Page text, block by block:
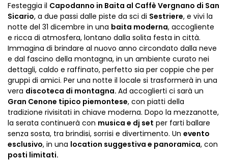
Festeggia il Capodanno in Baita al Caffè Vergnano di San
Sicario, a due passi dalle piste da sci di Sestriere, e vivi la
notte del 31 dicembre in una baita moderna, accogliente
e ricca di atmosfera, lontano dalla solita festa in città.
Immagina di brindare al nuovo anno circondato dalla neve
e dal fascino della montagna, in un ambiente curato nei
dettagli, caldo e raffinato, perfetto sia per coppie che per
gruppi di amici. Per una notte il locale si trasformerà in una
vera discoteca di montagna. Ad accoglierti ci sarà un
Gran Cenone tipico piemontese, con piatti della
tradizione rivisitati in chiave moderna. Dopo la mezzanotte,
la serata continuerà con musica e dj set per farti ballare
senza sosta, tra brindisi, sorrisi e divertimento. Un evento
esclusivo, in una location suggestiva e panoramica, con
posti limitati.